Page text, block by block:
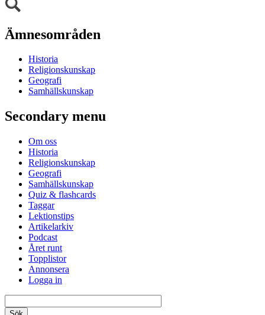
Ämnesområden
Historia
Religionskunskap
Geografi
Samhällskunskap
Secondary menu
Om oss
Historia
Religionskunskap
Geografi
Samhällskunskap
Quiz & flashcards
Taggar
Lektionstips
Artikelarkiv
Podcast
Året runt
Topplistor
Annonsera
Logga in